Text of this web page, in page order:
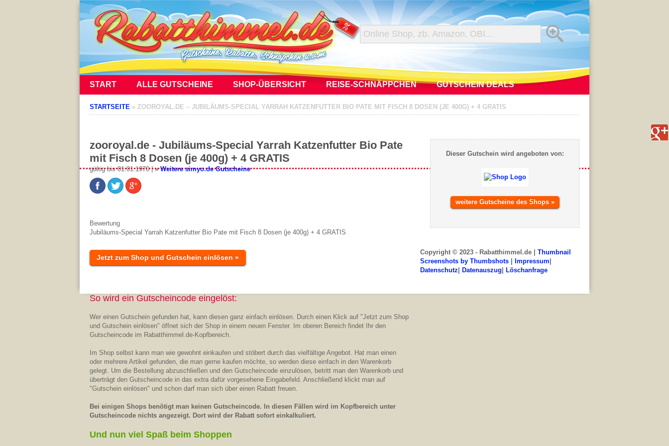
START ALLE GUTSCHEINE SHOP-ÜBERSICHT REISE-SCHNÄPPCHEN GUTSCHEIN DEALS
STARTSEITE » ZOOROYAL.DE – JUBILÄUMS-SPECIAL YARRAH KATZENFUTTER BIO PATE MIT FISCH 8 DOSEN (JE 400G) + 4 GRATIS
zooroyal.de - Jubiläums-Special Yarrah Katzenfutter Bio Pate
mit Fisch 8 Dosen (je 400g) + 4 GRATIS
gültig bis 01.01.1970 | »Weitere simyo.de Gutscheine
Bewertung
Jubiläums-Special Yarrah Katzenfutter Bio Pate mit Fisch 8 Dosen (je 400g) + 4 GRATIS
Jetzt zum Shop und Gutschein einlösen »
So wird ein Gutscheincode eingelöst:
Wer einen Gutschein gefunden hat, kann diesen ganz einfach einlösen. Durch einen Klick auf "Jetzt zum Shop
und Gutschein einlösen" öffnet sich der Shop in einem neuen Fenster. Im oberen Bereich findet Ihr den
Gutscheincode im Rabatthimmel.de-Kopfbereich.
Im Shop selbst kann man wie gewohnt einkaufen und stöbert durch das vielfältige Angebot. Hat man einen
oder mehrere Artikel gefunden, die man gerne kaufen möchte, so werden diese einfach in den Warenkorb
gelegt. Um die Bestellung abzuschließen und den Gutscheincode einzulösen, betritt man den Warenkorb und
überträgt den Gutscheincode in das extra dafür vorgesehene Eingabefeld. Anschließend klickt man auf
"Gutschein einlösen" und schon darf man sich über einen Rabatt freuen.
Bei einigen Shops benötigt man keinen Gutscheincode. In diesen Fällen wird im Kopfbereich unter
Gutscheincode nichts angezeigt. Dort wird der Rabatt sofort einkalkuliert.
Und nun viel Spaß beim Shoppen
Dieser Gutschein wird angeboten von:
weitere Gutscheine des Shops »
Copyright © 2023 - Rabatthimmel.de | Thumbnail
Screenshots by Thumbshots
Impressum
Datenschutz
Datenauszug Löschanfrage